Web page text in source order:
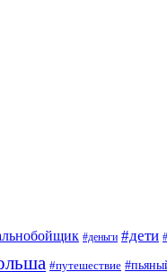
#деньги #дети
#путешествие